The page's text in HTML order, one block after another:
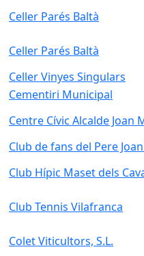
Celler Parés Baltà
Celler Parés Baltà
Celler Vinyes Singulars
Cementiri Municipal
Centre Cívic Alcalde Joan
Club de fans del Pere
Club Hípic Maset dels
Club Tennis Vilafranca
Colet Viticultors, S.L.